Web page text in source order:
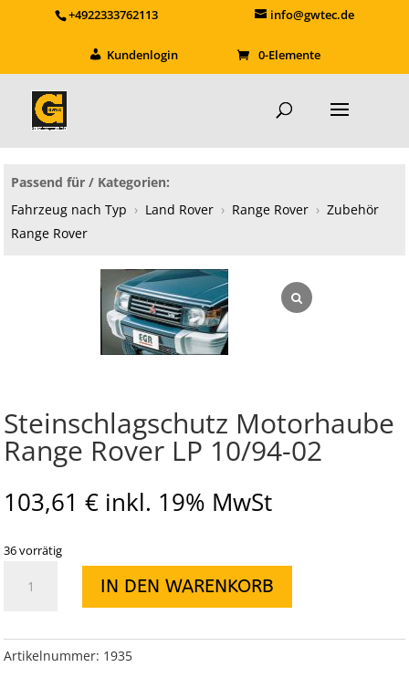
+4922333762113 info@gwtec.de
Kundenlogin 0-Elemente
Passend für / Kategorien:
Fahrzeug nach Typ › Land Rover › Range Rover › Zubehör
Range Rover
Steinschlagschutz Motorhaube
Range Rover LP 10/94-02
103,61 € inkl. 19% MwSt
36 vorrätig
Steinschlagschutz
Motorhaube
LP
IN DEN WARENKORB
Artikelnummer: 1935